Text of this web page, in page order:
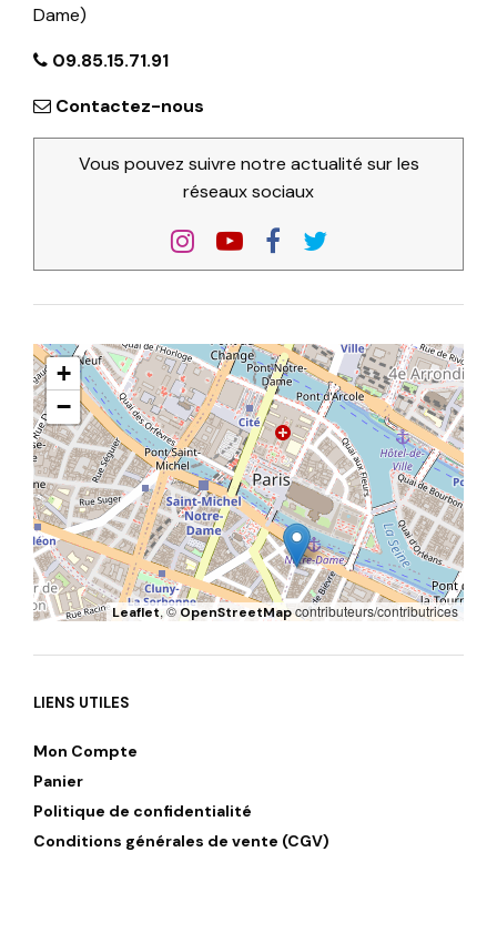
Dame)
09.85.15.71.91
Contactez-nous
Vous pouvez suivre notre actualité sur les
réseaux sociaux
+
−
Leaflet, ©OpenStreetMapcontributeurs/contributrices
LIENS UTILES
Mon Compte
Panier
Politique de confidentialité
Conditions générales de vente (CGV)